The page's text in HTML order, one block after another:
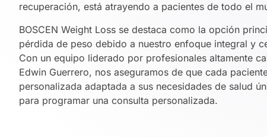
recuperación, está atrayendo a pacientes de todo el
BOSCEN Weight Loss se destaca como la opción
pérdida de peso debido a nuestro enfoque integral y
Con un equipo liderado por profesionales altamente
Edwin Guerrero, nos aseguramos de que cada
personalizada adaptada a sus necesidades de salud
para programar una consulta personalizada.